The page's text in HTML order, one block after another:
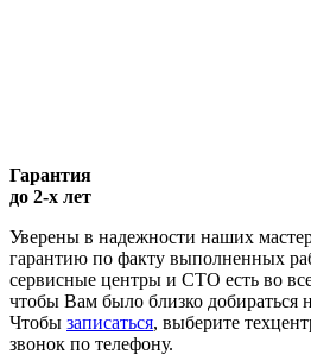
Гарантия
до 2-х лет
Уверены в надежности наших
гарантию по факту выполненных
сервисные центры и СТО есть во
чтобы Вам было близко добираться
Чтобы записаться, выберите
звонок по телефону.